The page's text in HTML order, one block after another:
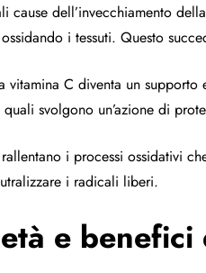
cause dell’invecchiamento
i tessuti. Questo
vitamina C diventa un
svolgono un’azione di
i processi ossidativi
i radicali liberi.
e benefici